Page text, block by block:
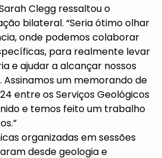
Clegg ressaltou o
bilateral. “Seria ótimo olhar
onde podemos colaborar
para realmente levar
e ajudar a alcançar nossos
um memorando de
entre os Serviços Geológicos
e temos feito um trabalho
organizadas em sessões
desde geologia e